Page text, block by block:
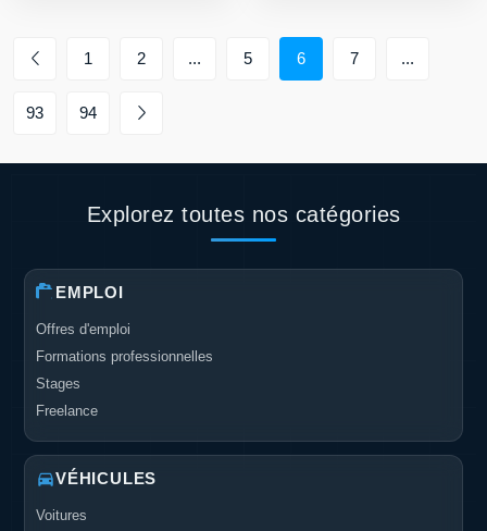
1 2 ... 5 6 7 ...
93 94
Explorez toutes nos catégories
EMPLOI
Offres d'emploi
Formations professionnelles
Stages
Freelance
VÉHICULES
Voitures